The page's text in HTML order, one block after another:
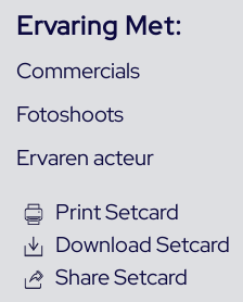
Ervaring Met:
Commercials
Fotoshoots
Ervaren acteur
Print Setcard
Download Setcard
Share Setcard